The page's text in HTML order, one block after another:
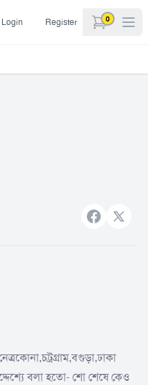
Login Register 0
items in
Facebook
X
বলা হতো- শো শেষে কেও